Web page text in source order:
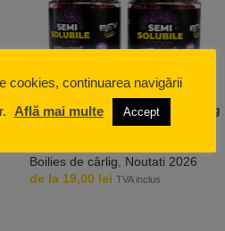
Semisolubile – Boilies de carlig
– Squid & Pruna 150g
Boilies de cârlig
Noutati 2026
de la 19,00 lei TVA inclus
cookies, continuarea navigării
Află mai multe Accept